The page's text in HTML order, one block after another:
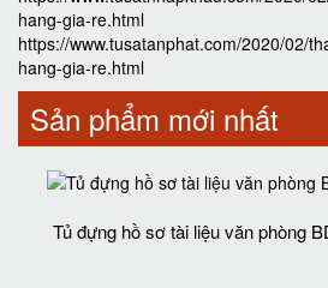
hang-gia-re.html
https://www.tusatanphat.com/2020/02/
hang-gia-re.html
Sản phẩm mới nhất
Tủ đựng hồ sơ tài liệu văn phòng